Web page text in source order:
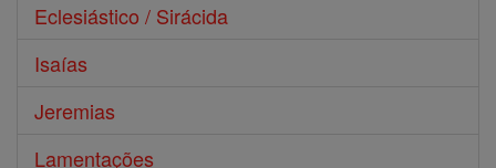
Eclesiástico / Sirácida
Isaías
Jeremias
Lamentações